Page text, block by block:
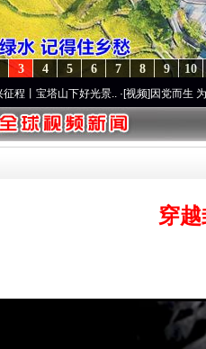
10
9
8
7
6
5
4
3
下好光景..·[视频]因党而生 为党而战
穿